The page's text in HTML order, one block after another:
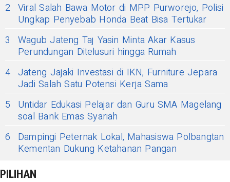
2 Viral Salah Bawa Motor di MPP Purworejo, Polisi
Ungkap Penyebab Honda Beat Bisa Tertukar
3
Wagub Jateng Taj Yasin Minta Akar Kasus
Perundungan Ditelusuri hingga Rumah
4 Jateng Jajaki Investasi di IKN, Furniture Jepara
Jadi Salah Satu Potensi Kerja Sama
5
Untidar Edukasi Pelajar dan Guru SMA Magelang
soal Bank Emas Syariah
6
Dampingi Peternak Lokal, Mahasiswa Polbangtan
Kementan Dukung Ketahanan Pangan
PILIHAN